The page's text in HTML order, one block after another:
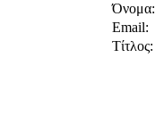
Όνομα:
Email:
Τίτλος: